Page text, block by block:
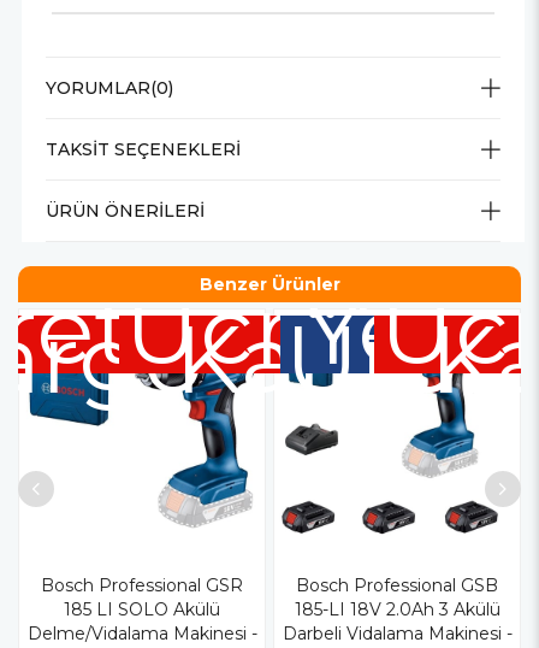
YORUMLAR(0)
TAKSIT SEÇENEKLERI
ÜRÜN ÖNERILERI
Benzer Ürünler
Bosch Professional GSR
185 LI SOLO Akülü
Delme/Vidalama Makinesi -
Bosch Professional GSB
185-LI 18V 2.0Ah 3 Akülü
Darbeli Vidalama Makinesi -
Ücretsiz
Kargo
Yeni
Ürün